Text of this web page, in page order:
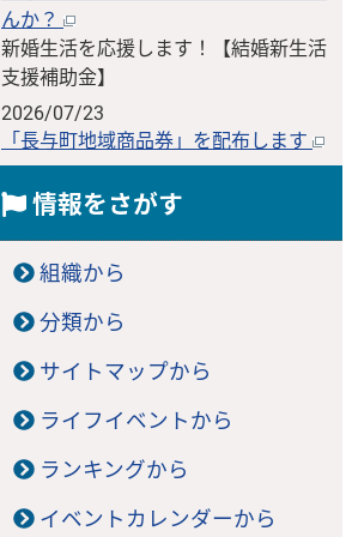
んか？
新婚生活を応援します！【結婚新生活
支援補助金】
2026/07/23
「長与町地域商品券」を配布します
情報をさがす
組織から
分類から
サイトマップから
ライフイベントから
ランキングから
イベントカレンダーから